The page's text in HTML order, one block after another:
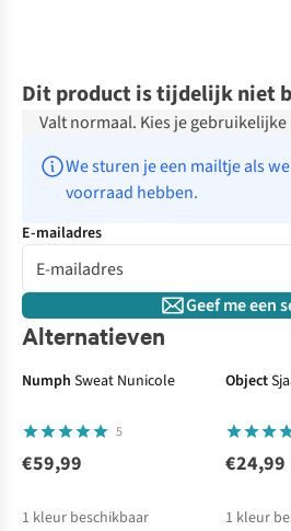
Dit product is tijdelijk niet
Valt normaal. Kies je gebruikelijke
We sturen je een mailtje als
voorraad hebben.
E-mailadres
Geef me een
Alternatieven
Numph Sweat Nunicole
5
€59,99
1 kleur beschikbaar
Object
€24,99
1 kleur